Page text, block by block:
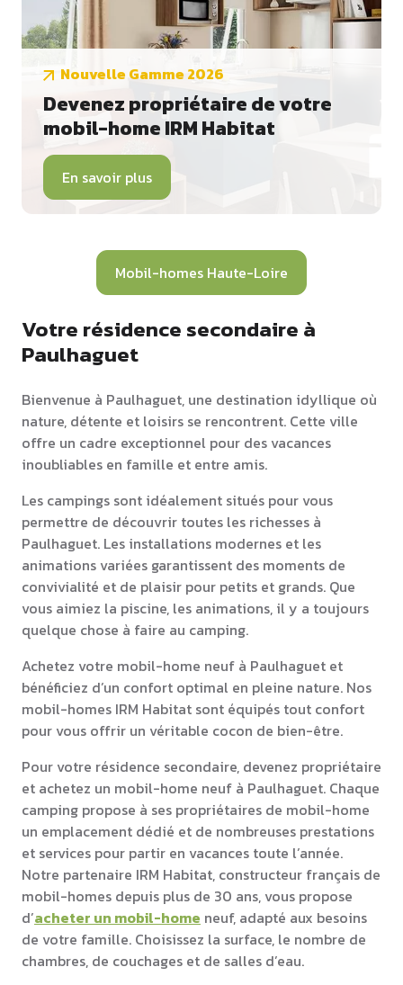
Nouvelle Gamme 2026
Devenez propriétaire de votre
mobil-home IRM Habitat
En savoir plus
Mobil-homes Haute-Loire
Votre résidence secondaire à
Paulhaguet
Bienvenue à Paulhaguet, une destination idyllique où
nature, détente et loisirs se rencontrent. Cette ville
offre un cadre exceptionnel pour des vacances
inoubliables en famille et entre amis.
Les campings sont idéalement situés pour vous
permettre de découvrir toutes les richesses à
Paulhaguet. Les installations modernes et les
animations variées garantissent des moments de
convivialité et de plaisir pour petits et grands. Que
vous aimiez la piscine, les animations, il y a toujours
quelque chose à faire au camping.
Achetez votre mobil-home neuf à Paulhaguet et
bénéficiez d’un confort optimal en pleine nature. Nos
mobil-homes IRM Habitat sont équipés tout confort
pour vous offrir un véritable cocon de bien-être.
Pour votre résidence secondaire, devenez propriétaire
et achetez un mobil-home neuf à Paulhaguet. Chaque
camping propose à ses propriétaires de mobil-home
un emplacement dédié et de nombreuses prestations
et services pour partir en vacances toute l’année.
Notre partenaire IRM Habitat, constructeur français de
mobil-homes depuis plus de 30 ans, vous propose
d’acheter un mobil-home neuf, adapté aux besoins
de votre famille. Choisissez la surface, le nombre de
chambres, de couchages et de salles d’eau.